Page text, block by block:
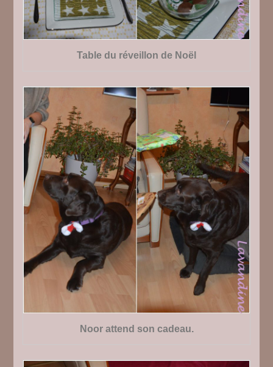
Table du réveillon de Noël
Noor attend son cadeau.